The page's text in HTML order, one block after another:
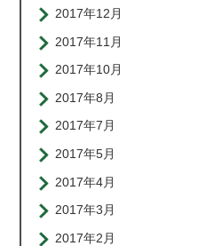
2017年12月
2017年11月
2017年10月
2017年8月
2017年7月
2017年5月
2017年4月
2017年3月
2017年2月